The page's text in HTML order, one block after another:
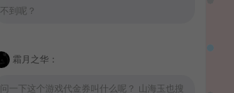
不到呢？
霜月之华：
问一下这个游戏代金券叫什么呢？ 山海玉也搜